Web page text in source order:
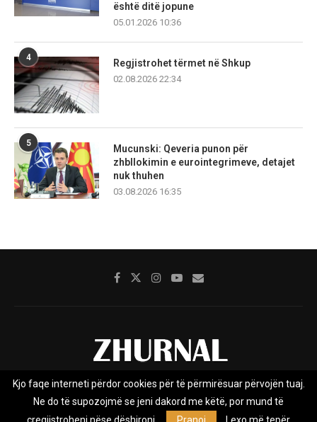
është ditë jopune
05.01.2026 10:36
4
Regjistrohet tërmet në Shkup
02.08.2026 22:34
5
Mucunski: Qeveria punon për
zhbllokimin e eurointegrimeve, detajet
nuk thuhen
03.08.2026 16:35
Rreth nesh Impresumi Marketing
Privacy Policy
Kjo faqe interneti përdor cookies për të përmirësuar përvojën tuaj.
Ne do të supozojmë se jeni dakord me këtë, por mund të